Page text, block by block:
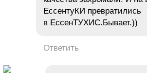
ЕссентуКИ превратились
в ЕссенТУХИС.Бывает.))
Ответить